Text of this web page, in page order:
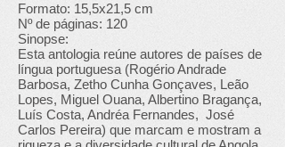
Formato: 15,5x21,5 cm
Nº de páginas: 120
Sinopse:
Esta antologia reúne autores de países de
língua portuguesa (Rogério Andrade
Barbosa, Zetho Cunha Gonçaves, Leão
Lopes, Miguel Ouana, Albertino Bragança,
Luís Costa, Andréa Fernandes, José
Carlos Pereira) que marcam e mostram a